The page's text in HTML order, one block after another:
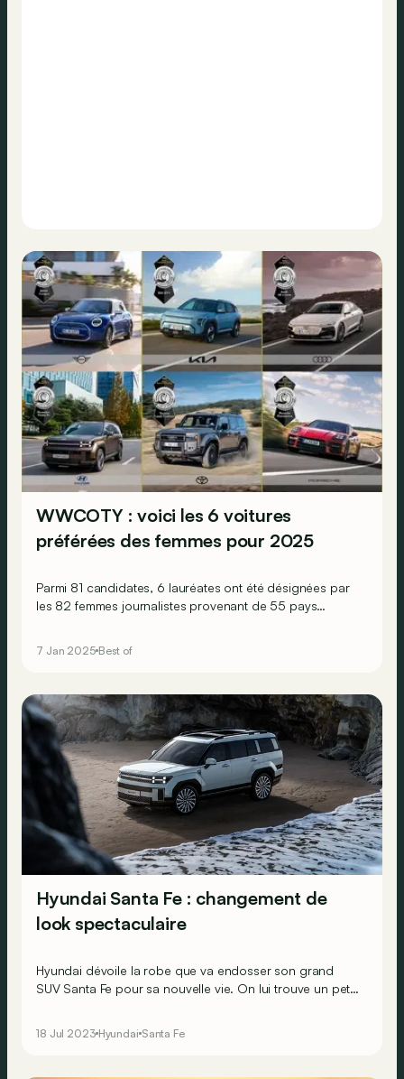
WWCOTY : voici les 6 voitures
préférées des femmes pour 2025
Parmi 81 candidates, 6 lauréates ont été désignées par
les 82 femmes journalistes provenant de 55 pays
7 Jan 2025 Best of
Hyundai Santa Fe : changement de
look spectaculaire
Hyundai dévoile la robe que va endosser son grand
SUV Santa Fe pour sa nouvelle vie. On lui trouve un petit
18 Jul 2023 Hyundai Santa Fe